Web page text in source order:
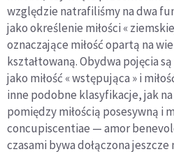
względzie natrafiliśmy na dwa
jako określenie miłości «
oznaczające miłość opartą na
kształtowaną. Obydwa pojęcia
jako miłość « wstępująca » i
inne podobne klasyfikacje, jak
pomiędzy miłością posesywną i
concupiscentiae — amor
czasami bywa dołączona jeszcze